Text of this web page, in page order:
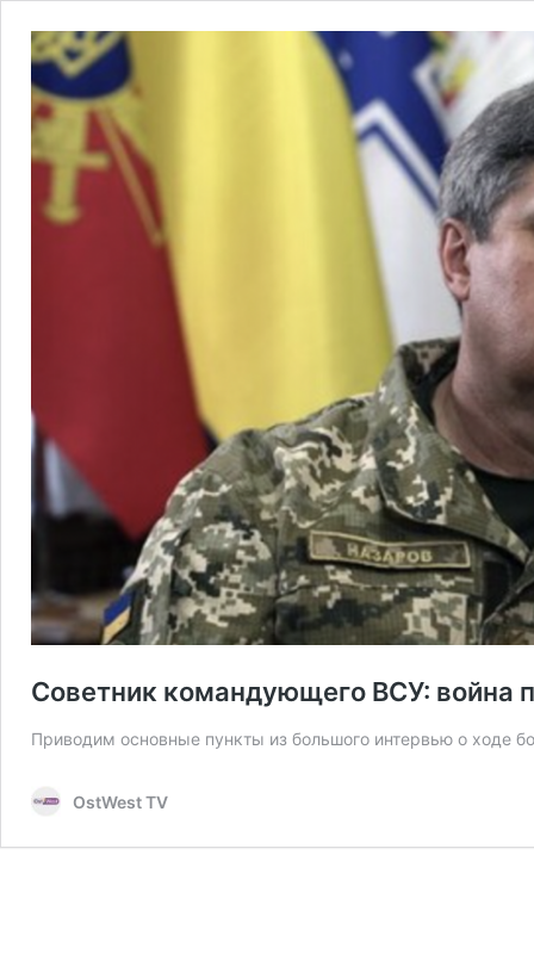
Советник командующего ВСУ: война
Приводим основные пункты из большого интервью о ходе
OstWest TV